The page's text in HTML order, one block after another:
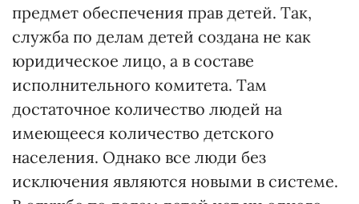
предмет обеспечения прав детей. Так,
служба по делам детей создана не как
юридическое лицо, а в составе
исполнительного комитета. Там
достаточное количество людей на
имеющееся количество детского
населения. Однако все люди без
исключения являются новыми в системе.